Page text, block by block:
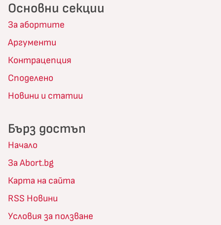
Основни секции
За абортите
Аргументи
Контрацепция
Споделено
Новини и статии
Бърз достъп
Начало
За Abort.bg
Карта на сайта
RSS Новини
Условия за ползване